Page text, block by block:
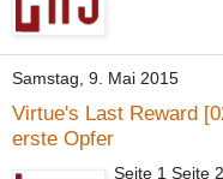
Samstag, 9. Mai 2015
Virtue's Last Reward
erste Opfer
Seite 1 Seite